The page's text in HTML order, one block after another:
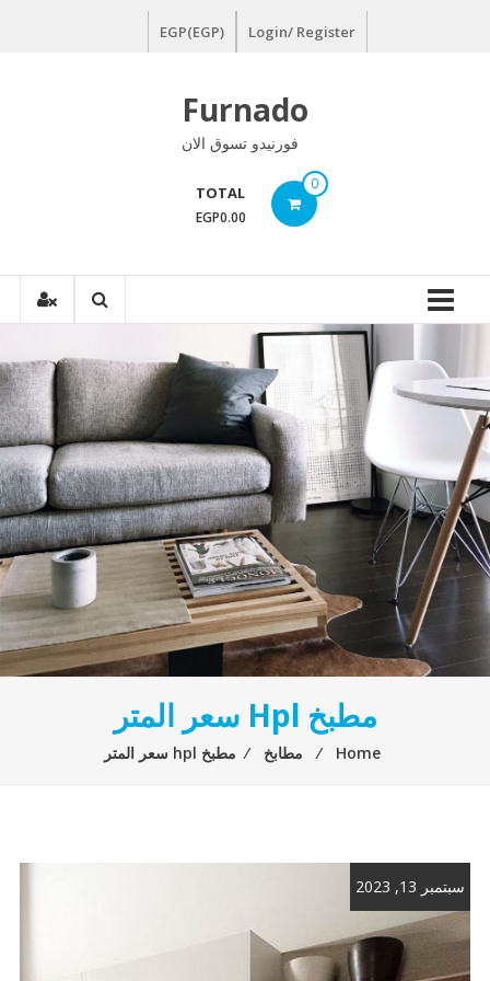
Login/ Register
EGP(EGP)
Furnado
فورنيدو تسوق الان
0
TOTAL
EGP0.00
مطبخ Hpl سعر المتر
Home
⁄ مطابخ ⁄ مطبخ hpl سعر المتر
سبتمبر 13, 2023